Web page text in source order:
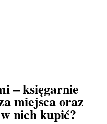
– księgarnie
miejsca oraz
nich kupić?